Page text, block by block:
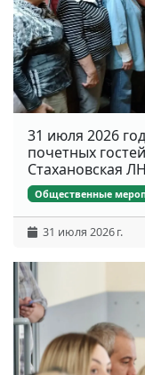
31 июля 2026
почетных
Стахановская
Общественные
31 июля 2026 г.